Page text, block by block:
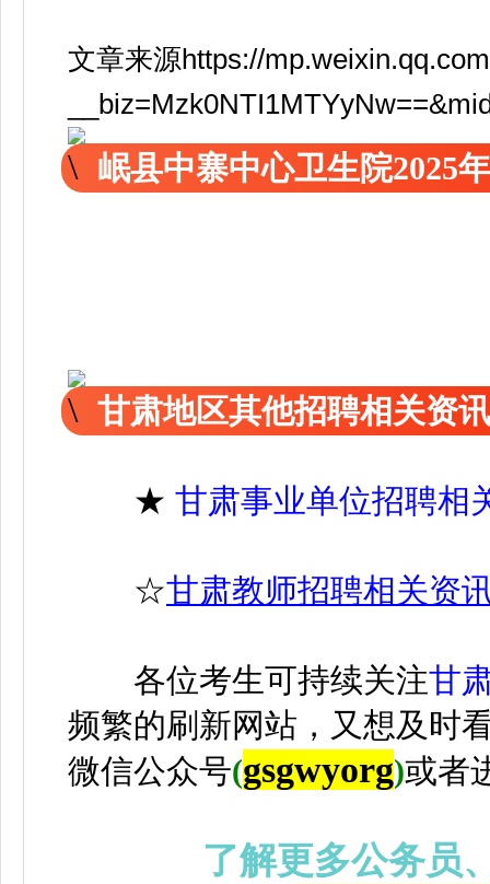
文章来源https://
岷县中寨中心卫生院2025
甘肃地区其他招聘相关资
★ 甘肃事业单位招聘相
☆甘肃教师招聘相关资
各位考生可持续关注甘
频繁的刷新网站，又想及时
微信公众号(gsgwyorg)或者
了解更多公务员